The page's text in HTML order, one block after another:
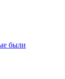
были